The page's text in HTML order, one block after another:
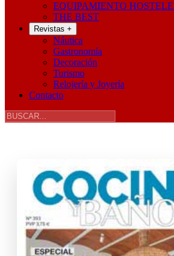
EQUIPAMIENTO
THE BEST
Revistas +
Náutica
Gastronomía
Decoración
Turismo
Relojería y Joyería
Contacto